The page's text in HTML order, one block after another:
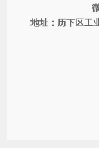
地址：历下区工